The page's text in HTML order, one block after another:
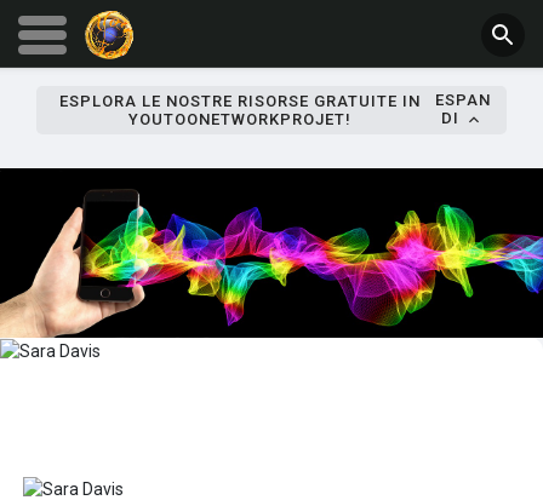
ESPLORA LE NOSTRE RISORSE GRATUITE IN
YOUTOONETWORKPROJET!
ESPAN
DI